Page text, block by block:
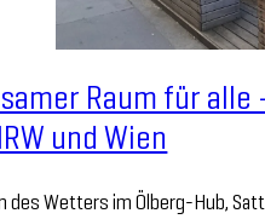
Raum für alle
und Wien
des Wetters im Ölberg-Hub,